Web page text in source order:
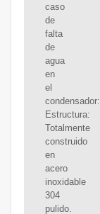
caso
de
falta
de
agua
en
el
condensador:
Estructura:
Totalmente
construido
en
acero
inoxidable
304
pulido.